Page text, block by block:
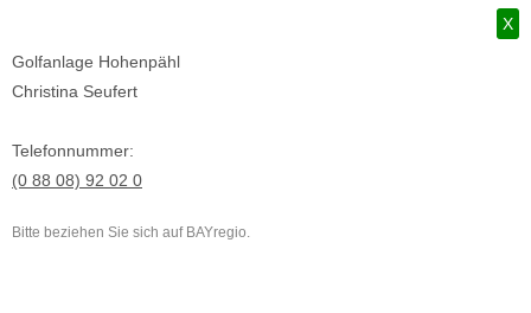
X
Golfanlage Hohenpähl
Christina Seufert
Telefonnummer:
(0 88 08) 92 02 0
Bitte beziehen Sie sich auf BAYregio.